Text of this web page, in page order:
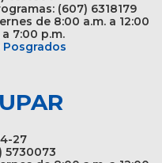
(607) 6318179
de 8:00 a.m. a 12:00
7:00 p.m.
Posgrados
27
5730073